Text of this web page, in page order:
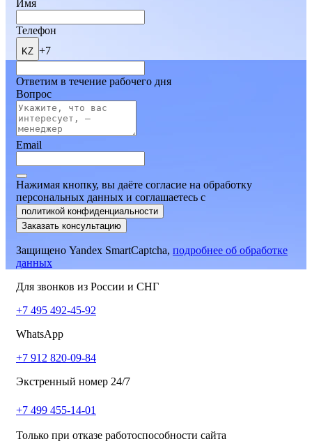
Имя
Телефон
KZ +7
Ответим в течение рабочего дня
Вопрос
Email
Нажимая кнопку, вы даёте согласие на обработку
персональных данных и соглашаетесь c
политикой конфиденциальности
Заказать консультацию
Защищено Yandex SmartCaptcha, подробнее об обработке
данных
Для звонков из России и СНГ
+7 495 492-45-92
WhatsApp
+7 912 820-09-84
Экстренный номер 24/7
+7 499 455-14-01
Только при отказе работоспособности сайта